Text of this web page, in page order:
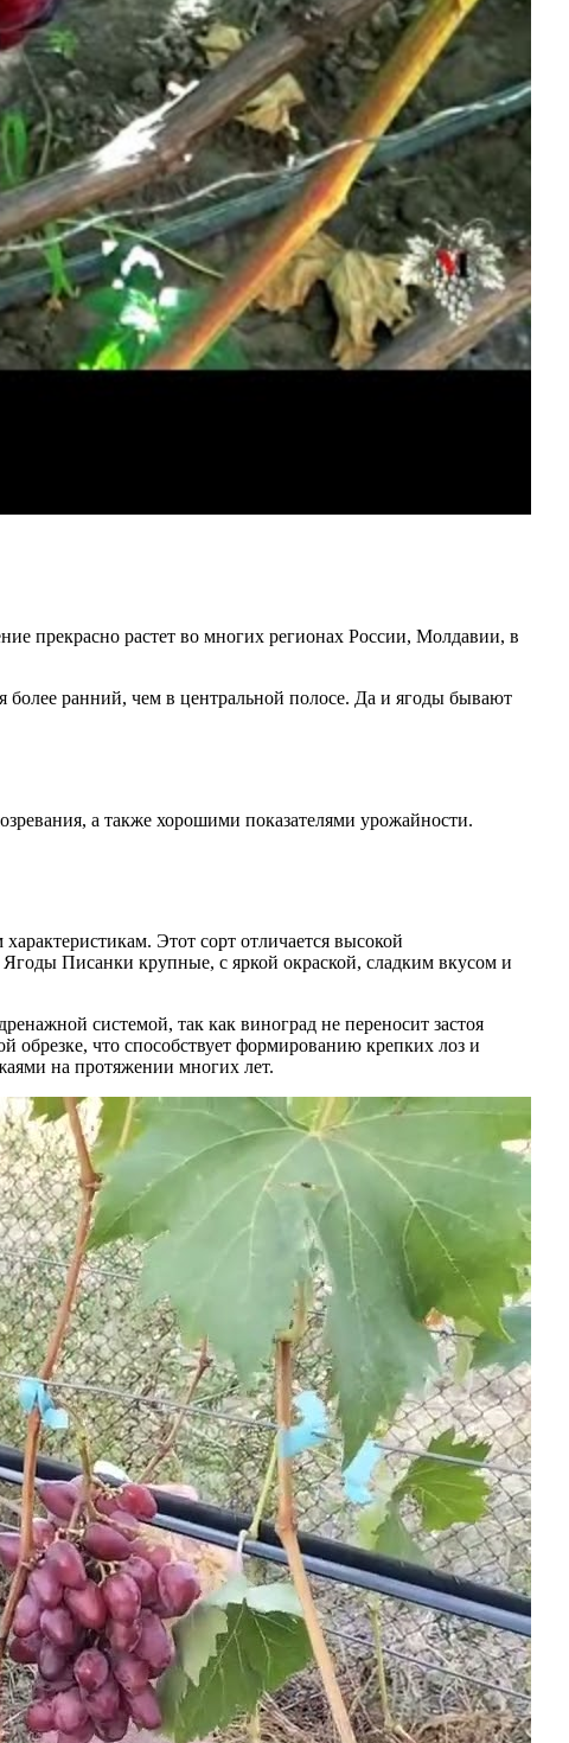
прекрасно растет во многих регионах России, Молдавии, в
более ранний, чем в центральной полосе. Да и ягоды бывают
а также хорошими показателями урожайности.
Этот сорт отличается высокой
Писанки крупные, с яркой окраской, сладким вкусом и
системой, так как виноград не переносит застоя
обрезке, что способствует формированию крепких лоз и
на протяжении многих лет.